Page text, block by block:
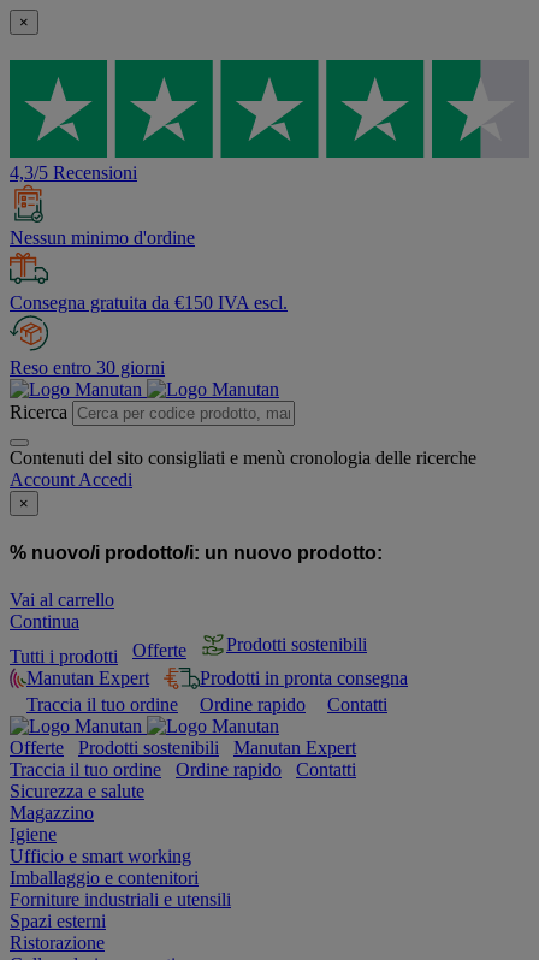
×
4,3/5 Recensioni
Nessun minimo d'ordine
Consegna gratuita da €150 IVA escl.
Reso entro 30 giorni
Ricerca
Contenuti del sito consigliati e menù cronologia delle ricerche
Account Accedi
×
% nuovo/i prodotto/i: un nuovo prodotto:
Vai al carrello
Continua
Tutti i prodotti
Offerte
Prodotti sostenibili
Manutan Expert
Prodotti in pronta consegna
Traccia il tuo ordine
Ordine rapido Contatti
Offerte Prodotti sostenibili
Manutan Expert
Traccia il tuo ordine
Ordine rapido
Contatti
Sicurezza e salute
Magazzino
Igiene
Ufficio e smart working
Imballaggio e contenitori
Forniture industriali e utensili
Spazi esterni
Ristorazione